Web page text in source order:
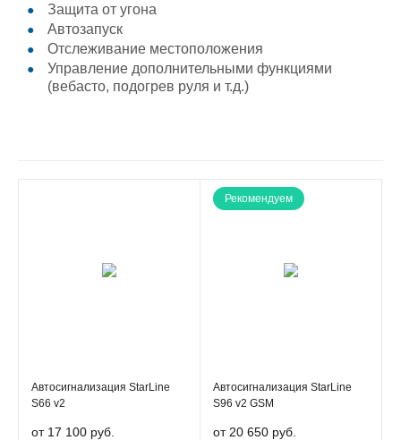
Защита от угона
Автозапуск
Отслеживание местоположения
Управление дополнительными функциями
(вебасто, подогрев руля и т.д.)
Автосигнализация StarLine
S66 v2
от 17 100 руб.
Рекомендуем
Автосигнализация StarLine
S96 v2 GSM
от 20 650 руб.